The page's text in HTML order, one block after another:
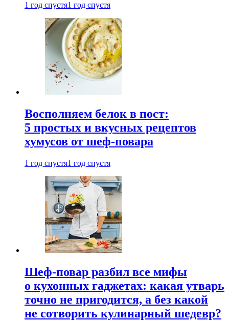
1 год спустя1 год спустя
Восполняем белок в пост:
5 простых и вкусных рецептов
хумусов от шеф-повара
1 год спустя1 год спустя
Шеф-повар разбил все мифы
о кухонных гаджетах: какая утварь
точно не пригодится, а без какой
не сотворить кулинарный шедевр?